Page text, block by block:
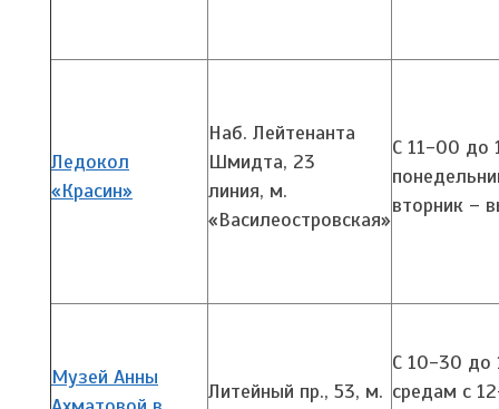
Ледокол
«Красин»
Наб. Лейтенанта
Шмидта, 23
линия, м.
«Василеостровская»
С 11-00 до
вторник –
Музей Анны
Литейный пр., 53, м.
С 10-30 до
средам с